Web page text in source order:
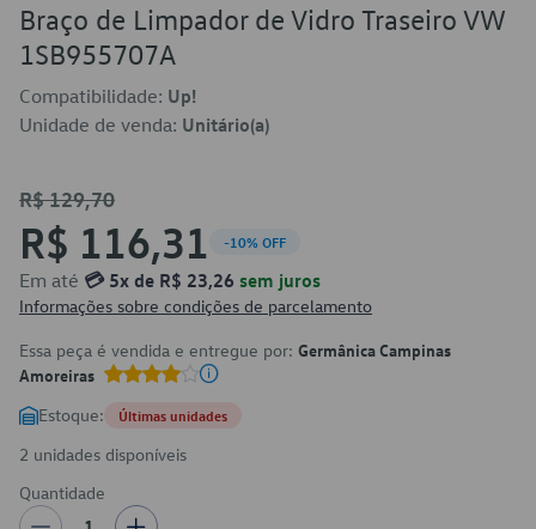
Braço de Limpador de Vidro Traseiro VW
1SB955707A
Compatibilidade: Up!
Unidade de venda: Unitário(a)
R$ 129,70
R$ 116,31 -10% OFF
Em até 💳 5x de R$ 23,26 sem juros
Informações sobre condições de parcelamento
Essa peça é vendida e entregue por: Germânica Campinas
Amoreiras
Estoque: Últimas unidades
2 unidades disponíveis
Quantidade